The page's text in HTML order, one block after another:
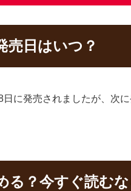
売日はいつ？
に発売されましたが、次
る？今すぐ読むな